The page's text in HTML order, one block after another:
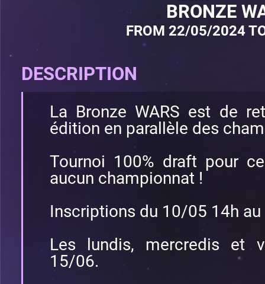
BRONZE
FROM 22/05/2024
DESCRIPTION
La Bronze WARS est de
édition en parallèle des
Tournoi 100% draft pour
aucun championnat !
Inscriptions du 10/05 14h
Les lundis, mercredis et
15/06.